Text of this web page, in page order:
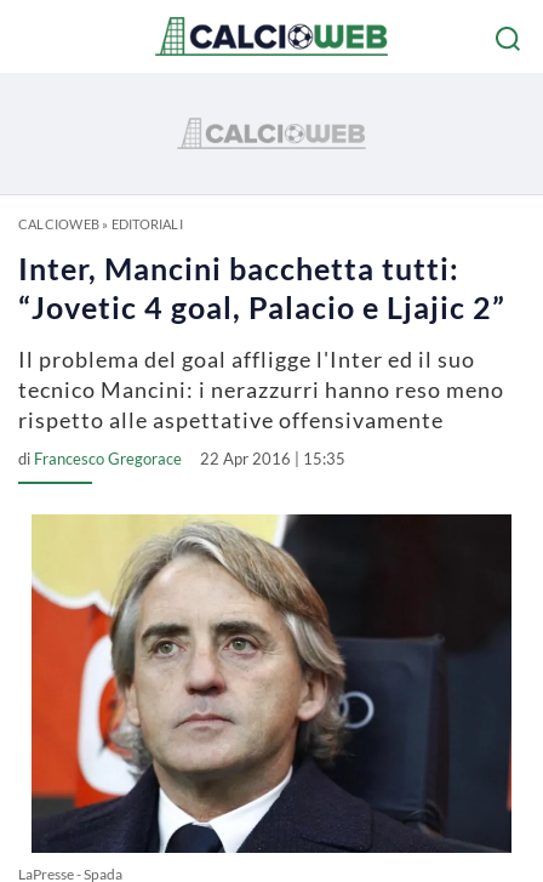
CALCIOWEB» EDITORIALI
Inter, Mancini bacchetta tutti:
“Jovetic 4 goal, Palacio e Ljajic 2”
Il problema del goal affligge l'Inter ed il suo
tecnico Mancini: i nerazzurri hanno reso meno
rispetto alle aspettative offensivamente
di Francesco Gregorace 22 Apr 2016 | 15:35
LaPresse - Spada